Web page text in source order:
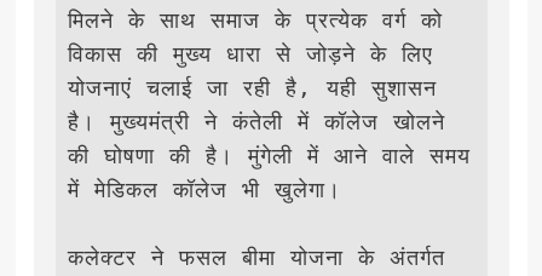
मिलने के साथ समाज के प्रत्येक वर्ग को
विकास की मुख्य धारा से जोड़ने के लिए
योजनाएं चलाई जा रही है, यही सुशासन
है। मुख्यमंत्री ने कंतेली में कॉलेज खोलने
की घोषणा की है। मुंगेली में आने वाले समय
में मेडिकल कॉलेज भी खुलेगा।
कलेक्टर ने फसल बीमा योजना के अंतर्गत